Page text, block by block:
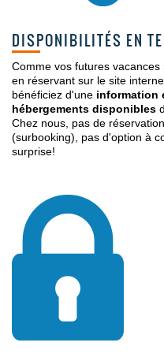
DISPONIBILITÉS EN
Comme vos futures
en réservant sur le site
bénéficiez d'une information
hébergements disponibles
Chez nous, pas de
(surbooking), pas d'option à
surprise!